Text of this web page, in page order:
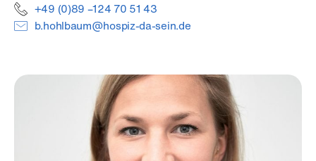
+49 (0)89 –124 70 51 43
b.hohlbaum@hospiz-da-sein.de